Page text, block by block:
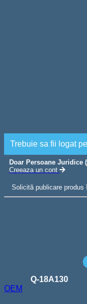
Trebuie sa fii logat
Doar Persoane Juridice
Creeaza un cont
Solicită publicare produs
Q-18A130
OEM